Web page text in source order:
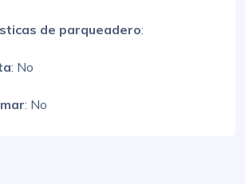
de parqueadero:
: No
: No